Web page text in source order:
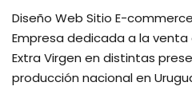
Diseño Web Sitio E-commerce
Empresa dedicada a la
Extra Virgen en distintas
producción nacional en